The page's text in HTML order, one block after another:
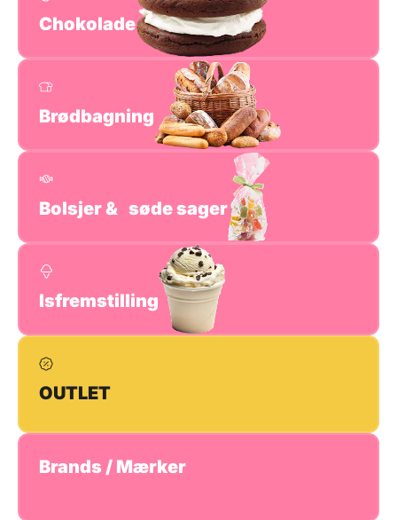
Chokolade
Brødbagning
Bolsjer & søde sager
Isfremstilling
OUTLET
Brands / Mærker